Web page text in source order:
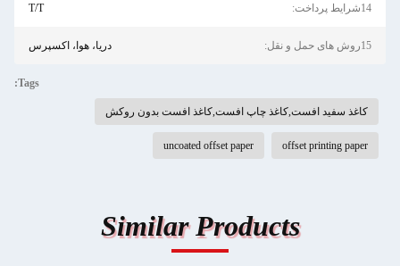
14شرایط پرداخت: T/T
15روش های حمل و نقل: دریا، هوا، اکسپرس
Tags:
کاغذ سفید افست,کاغذ چاپ افست,کاغذ افست بدون روکش
offset printing paper
uncoated offset paper
Similar Products